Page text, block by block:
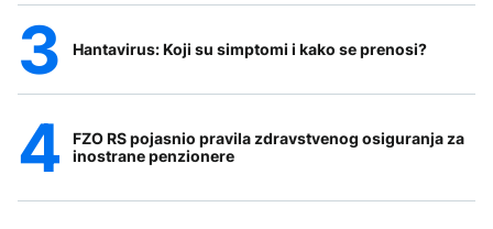
Hantavirus: Koji su simptomi i kako se prenosi?
FZO RS pojasnio pravila zdravstvenog osiguranja za
inostrane penzionere